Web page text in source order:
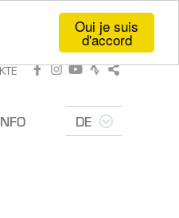
Oui je suis
d'accord
DE
Facebook
Instagram
Youtube
StravaTeilen